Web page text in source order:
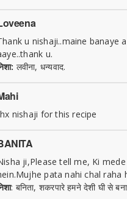
u nishaji..maine banaye
u.
लवीना, धन्यवाद.
nishaji for this recipe
ji,Please tell me, Ki
pata nahi chal raha
: बनिता, शकरपारे हमने देशी घी से